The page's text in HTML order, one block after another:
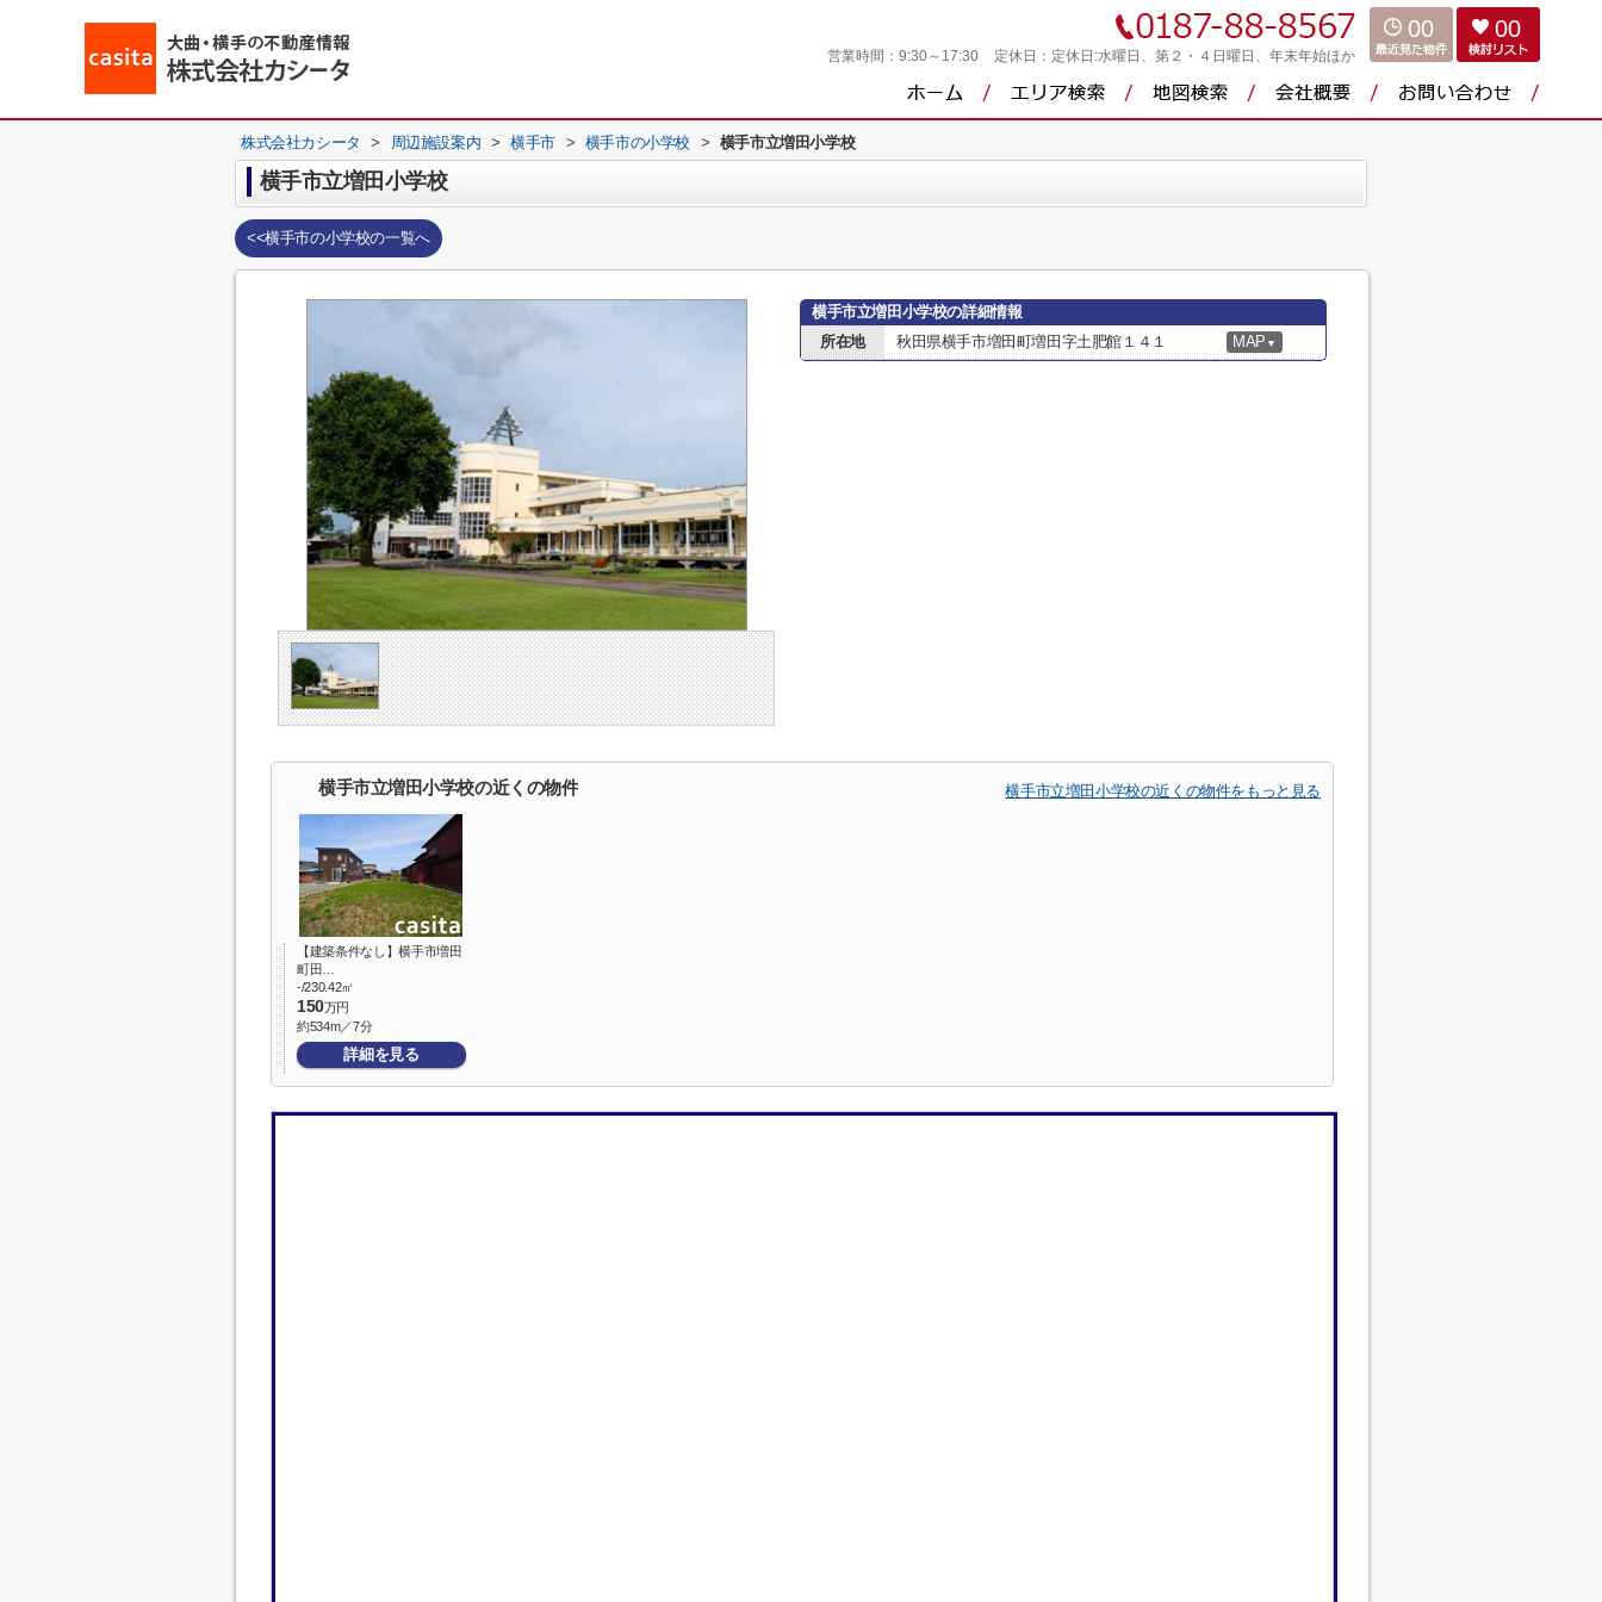
営業時間： 9:30～17:30 定休日： 定休日:水曜日、第２・４日曜日、年末年始ほか
00 00
株式会社カシータ > 周辺施設案内 > 横手市 > 横手市の小学校 > 横手市立増田小学校
横手市立増田小学校
<<横手市の小学校の一覧へ
横手市立増田小学校の詳細情報
所在地
秋田県横手市増田町増田字土肥館１４１ MAP ▼
横手市立増田小学校の近くの物件 横手市立増田小学校の近くの物件をもっと見る
【建築条件なし】横手市増田
町田…
-/230.42㎡
150万円
約534m／7分
詳細を見る